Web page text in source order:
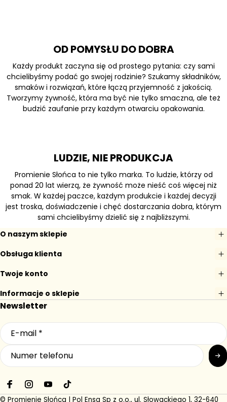
OD POMYSŁU DO DOBRA
Każdy produkt zaczyna się od prostego pytania: czy sami
chcielibyśmy podać go swojej rodzinie? Szukamy składników,
smaków i rozwiązań, które łączą przyjemność z jakością.
Tworzymy żywność, która ma być nie tylko smaczna, ale też
budzić zaufanie przy każdym otwarciu opakowania.
LUDZIE, NIE PRODUKCJA
Promienie Słońca to nie tylko marka. To ludzie, którzy od
ponad 20 lat wierzą, że żywność może nieść coś więcej niż
smak. W każdej paczce, każdym produkcie i każdej decyzji
jest troska, doświadczenie i chęć dostarczania dobra, którym
sami chcielibyśmy dzielić się z najbliższymi.
O naszym sklepie
Obsługa klienta
Twoje konto
Informacje o sklepie
Newsletter
F
a
I
n
Y
o
T
© Promienie Słońca | Pol Ensa Sp z o.o., ul. Słowackiego 1, 32-640